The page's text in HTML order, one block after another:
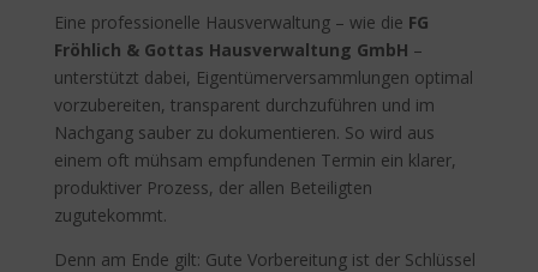
Eine professionelle Hausverwaltung – wie die FG
Fröhlich & Gottas Hausverwaltung GmbH –
unterstützt dabei, Eigentümerversammlungen optimal
vorzubereiten, transparent durchzuführen und im
Nachgang sauber zu dokumentieren. So wird aus
einem oft mühsam empfundenen Termin ein klarer,
produktiver Prozess, der allen Beteiligten
zugutekommt.
Denn am Ende gilt: Gute Vorbereitung ist der Schlüssel